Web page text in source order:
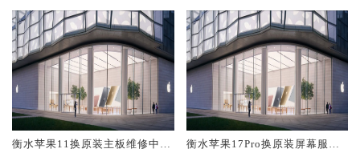
衡水苹果11换原装主板维修中心
衡水苹果17Pro换原装屏幕服务